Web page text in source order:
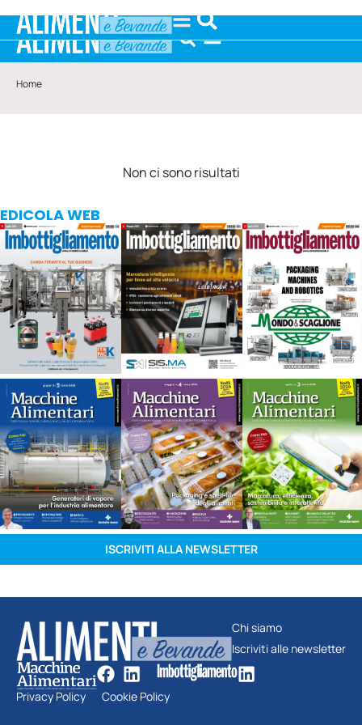
Home
Non ci sono risultati
EDICOLA WEB
ISCRIVITI ALLA NEWSLETTER
Chi siamo
Iscriviti alle newsletter
Privacy Policy Cookie Policy